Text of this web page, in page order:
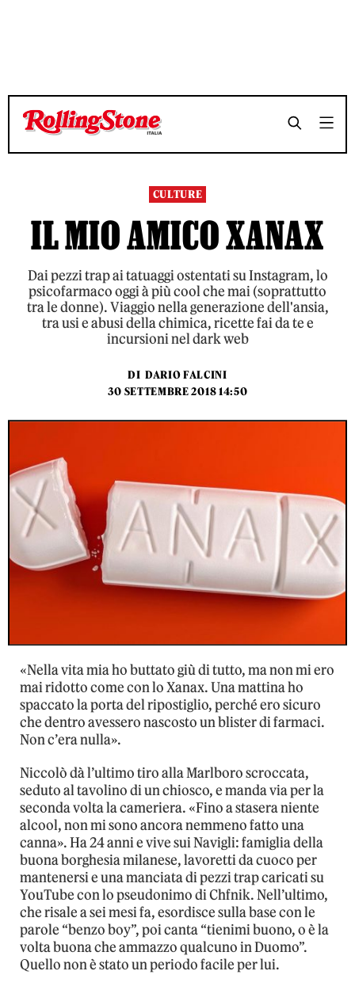
TEMPO DI LETTURA 18 MINUTI
TEMPO DI LETTURA 18 MINUTI
CULTURE
IL MIO AMICO XANAX
Dai pezzi trap ai tatuaggi ostentati su Instagram, lo
psicofarmaco oggi à più cool che mai (soprattutto
tra le donne). Viaggio nella generazione dell'ansia,
tra usi e abusi della chimica, ricette fai da te e
incursioni nel dark web
DI DARIO FALCINI
30 SETTEMBRE 2018 14:50
«Nella vita mia ho buttato giù di tutto, ma non mi ero
mai ridotto come con lo Xanax. Una mattina ho
spaccato la porta del ripostiglio, perché ero sicuro
che dentro avessero nascosto un blister di farmaci.
Non c’era nulla».
Niccolò dà l’ultimo tiro alla Marlboro scroccata,
seduto al tavolino di un chiosco, e manda via per la
seconda volta la cameriera. «Fino a stasera niente
alcool, non mi sono ancora nemmeno fatto una
canna». Ha 24 anni e vive sui Navigli: famiglia della
buona borghesia milanese, lavoretti da cuoco per
mantenersi e una manciata di pezzi trap caricati su
YouTube con lo pseudonimo di Chfnik. Nell’ultimo,
che risale a sei mesi fa, esordisce sulla base con le
parole “benzo boy”, poi canta “tienimi buono, o è la
volta buona che ammazzo qualcuno in Duomo”.
Quello non è stato un periodo facile per lui.